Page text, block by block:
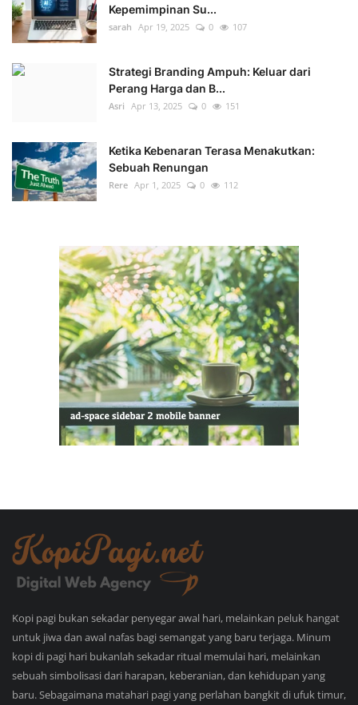
Kepemimpinan Su...
sarah Apr 19, 2025 0 107
Strategi Branding Ampuh: Keluar dari
Perang Harga dan B...
Asri Apr 13, 2025 0 151
Ketika Kebenaran Terasa Menakutkan:
Sebuah Renungan
Rere Apr 1, 2025 0 112
Kopi pagi bukan sekadar penyegar awal hari, melainkan peluk hangat
untuk jiwa dan awal nafas bagi semangat yang baru terjaga. Minum
kopi di pagi hari bukanlah sekadar ritual memulai hari, melainkan
sebuah simbolisasi dari harapan, keberanian, dan kehidupan yang
baru. Sebagaimana matahari pagi yang perlahan bangkit di ufuk timur,